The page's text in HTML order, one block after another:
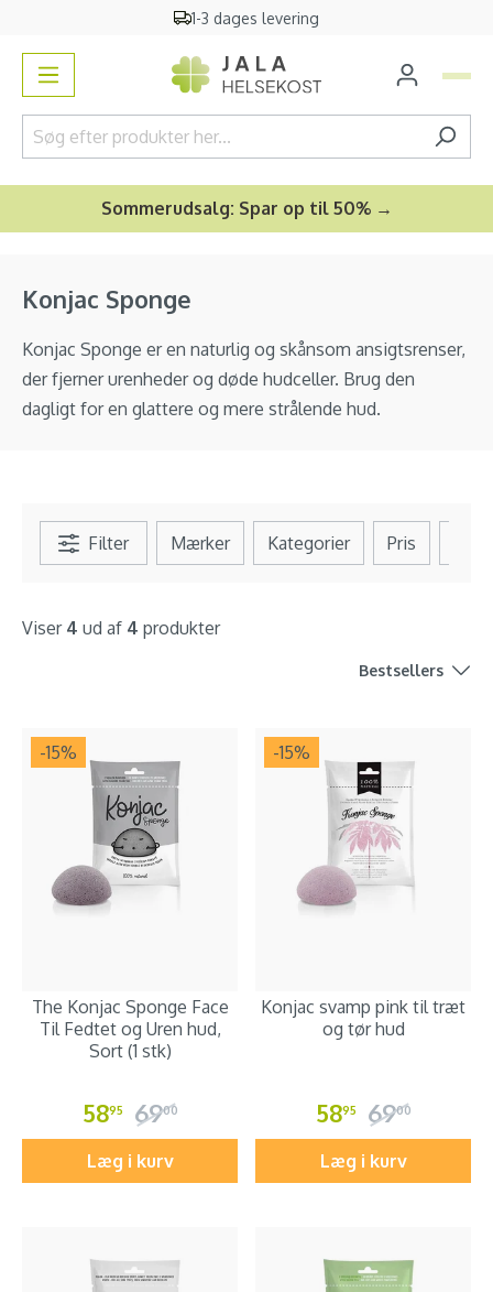
1-3 dages levering
Sommerudsalg: Spar op til 50% →
Konjac Sponge
Konjac Sponge er en naturlig og skånsom ansigtsrenser,
der fjerner urenheder og døde hudceller. Brug den
dagligt for en glattere og mere strålende hud.
Filter Mærker Kategorier Pris
Viser 4 ud af 4 produkter
Bestsellers
-15%
The Konjac Sponge Face
Til Fedtet og Uren hud,
Sort (1 stk)
5895 6900
Læg i kurv
-15%
Konjac svamp pink til træt
og tør hud
5895 6900
Læg i kurv